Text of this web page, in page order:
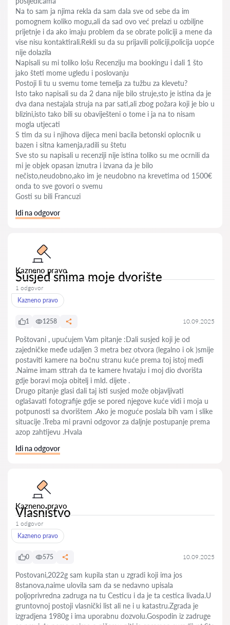
Na to sam ja njima rekla da sam dala sve od sebe da im
pomognem koliko mogu,ali da sad ovo već prelazi u ozbiljne
prijetnje i da ako imaju problem da se obrate policiji a mene da
vise nisu kontaktirali.Rekli su da su prijavili policiji,policija uopće
nije dolazila
Napisali su mi toliko lošu Recenziju ma bookingu i dali 1 što
jako šteti mome ugledu i poslovanju
Postoji li tu u svemu tome temelja za tužbu za klevetu?
Isto tako napisali su da 2 dana nije bilo struje,sto je istina da je
dva dana nestajala struja na par sati,ali zbog požara koji je bio u
blizini,isto tako bili su obaviješteni o tome i ja na to nisam
mogla utjecati
S tim da su i njihova dijeca meni bacila betonski oplocnik u
bazen i sitna kamenja,radili su štetu
Sve sto su napisali u recenziji nije istina toliko su me ocrnili da
mi je objek opasan iznutra i izvana da je bilo
nečisto,neudobno,ako im je neudobno na krevetima od 1500€
onda to sve govori o svemu
Gosti su bili Francuzi
Idi na odgovor
Kazneno pravo
Susjed snima moje dvorište
1 odgovor
Kazneno pravo
1 1258 10.09.2025
Poštovani , upućujem Vam pitanje :Dali susjed koji je od
zajedničke međe udaljen 3 metra bez otvora (legalno i ok )smije
postaviti kamere na bočnu stranu kuće prema toj istoj međi
.Naime imam sttrah da te kamere hvataju i moj dio dvorišta
gdje boravi moja obitelj i mld. dijete .
Drugo pitanje glasi dali taj isti susjed može objavljivati
oglašavati fotografije gdje se pored njegove kuće vidi i moja u
potpunosti sa dvorištem .Ako je moguće poslala bih vam i slike
situacije .Treba mi pravni odgovor za daljnje postupanje prema
azop zahtijevu .Hvala
Idi na odgovor
Kazneno pravo
Vlasnistvo
1 odgovor
Kazneno pravo
0 575 10.09.2025
Postovani,2022g sam kupila stan u zgradi koji ima jos
8stanova,naime ulovila sam da se nedavno upisala
poljoprivredna zadruga na tu Cesticu i da je ta cestica livada.U
gruntovnoj postoji vlasnički list ali ne i u katastru.Zgrada je
izgradjena 1980g i ima uporabnu dozvolu.Gospodin iz zadruge